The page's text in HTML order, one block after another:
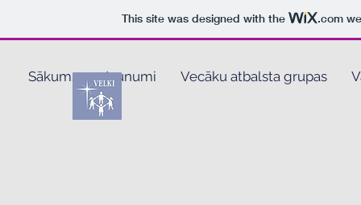
This site was designed with the .com
Sākums Jaunumi Vecāku atbalsta grupas